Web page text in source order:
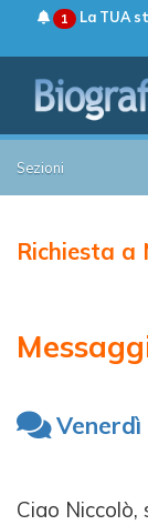
1 La TUA
Sezioni
Richiesta a
Ciao Niccolò,